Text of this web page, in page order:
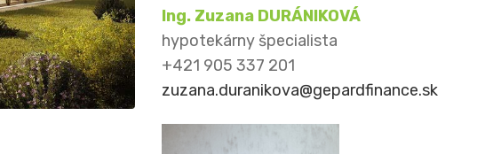
Ing. Zuzana DURÁNIKOVÁ
hypotekárny špecialista
+421 905 337 201
zuzana.duranikova@gepardfinance.sk